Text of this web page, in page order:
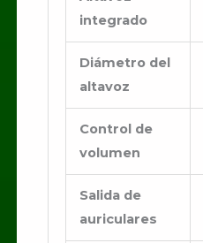
integrado
Diámetro del
altavoz
Control de
volumen
Salida de
auriculares